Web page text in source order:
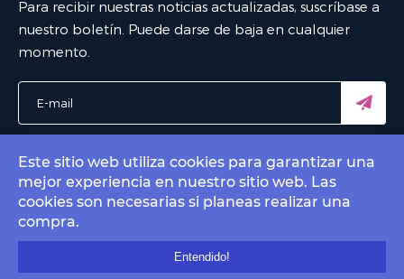
Para recibir nuestras noticias actualizadas, suscríbase a
nuestro boletín. Puede darse de baja en cualquier
momento.
© 2022 Bitcoin Mexico - El mejor portal Bitcoin. All rights
Contact by emailinfo@bitcoin.com.mx.
Este sitio web utiliza cookies para garantizar una
mejor experiencia en nuestro sitio web. Las
cookies son necesarias si planeas realizar una
compra.
Entendido!